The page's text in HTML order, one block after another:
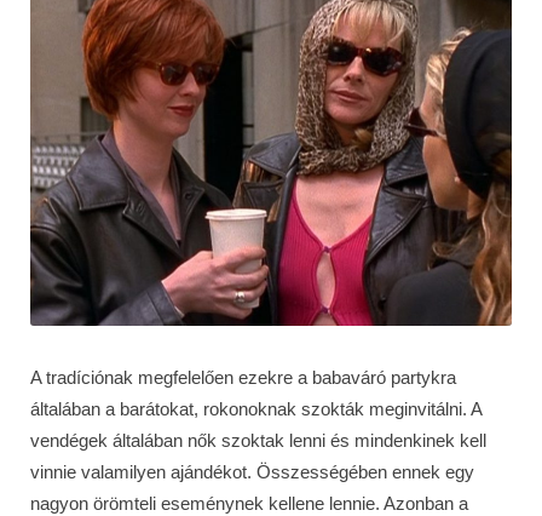
A tradíciónak megfelelően ezekre a babaváró partykra
általában a barátokat, rokonoknak szokták meginvitálni. A
vendégek általában nők szoktak lenni és mindenkinek kell
vinnie valamilyen ajándékot. Összességében ennek egy
nagyon örömteli eseménynek kellene lennie. Azonban a